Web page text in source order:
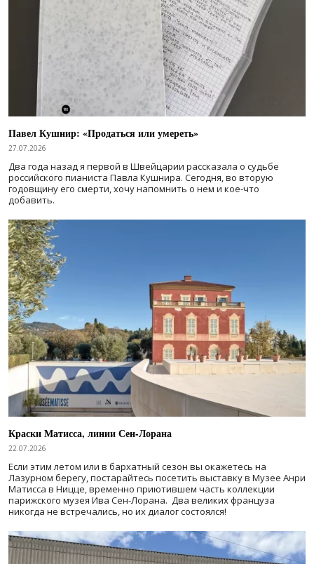
Павел Кушнир: «Продаться или умереть»
27.07.2026
Два года назад я первой в Швейцарии рассказала о судьбе
российского пианиста Павла Кушнира. Сегодня, во вторую
годовщину его смерти, хочу напомнить о нем и кое-что
добавить.
Краски Матисса, линии Сен-Лорана
22.07.2026
Если этим летом или в бархатный сезон вы окажетесь на
Лазурном берегу, постарайтесь посетить выставку в Музее Анри
Матисса в Ницце, временно приютившем часть коллекции
парижского музея Ива Сен-Лорана. Два великих француза
никогда не встречались, но их диалог состоялся!